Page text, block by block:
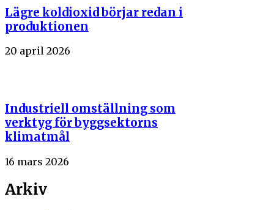
Lägre koldioxid börjar redan i
produktionen
20 april 2026
Industriell omställning som
verktyg för byggsektorns
klimatmål
16 mars 2026
Arkiv